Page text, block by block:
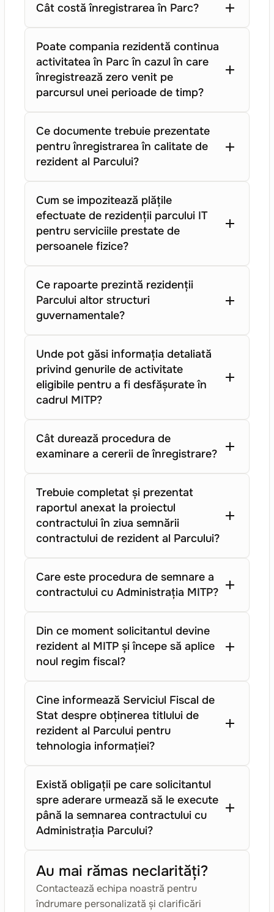
Cât costă înregistrarea în Parc?
Poate compania rezidentă continua
activitatea în Parc în cazul în care
înregistrează zero venit pe
parcursul unei perioade de timp?
Ce documente trebuie prezentate
pentru înregistrarea în calitate de
rezident al Parcului?
Cum se impozitează plățile
efectuate de rezidenții parcului IT
pentru serviciile prestate de
persoanele fizice?
Ce rapoarte prezintă rezidenții
Parcului altor structuri
guvernamentale?
Unde pot găsi informația detaliată
privind genurile de activitate
eligibile pentru a fi desfășurate în
cadrul MITP?
Cât durează procedura de
examinare a cererii de înregistrare?
Trebuie completat și prezentat
raportul anexat la proiectul
contractului în ziua semnării
contractului de rezident al Parcului?
Care este procedura de semnare a
contractului cu Administrația MITP?
Din ce moment solicitantul devine
rezident al MITP și începe să aplice
noul regim fiscal?
Cine informează Serviciul Fiscal de
Stat despre obținerea titlului de
rezident al Parcului pentru
tehnologia informației?
Există obligații pe care solicitantul
spre aderare urmează să le execute
până la semnarea contractului cu
Administrația Parcului?
Au mai rămas neclarități?
Contactează echipa noastră pentru
îndrumare personalizată și clarificări